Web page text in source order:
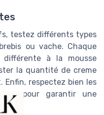
testez différents types
ou vache. Chaque
à la mousse
la quantité de creme
respectez bien les
pour garantir une